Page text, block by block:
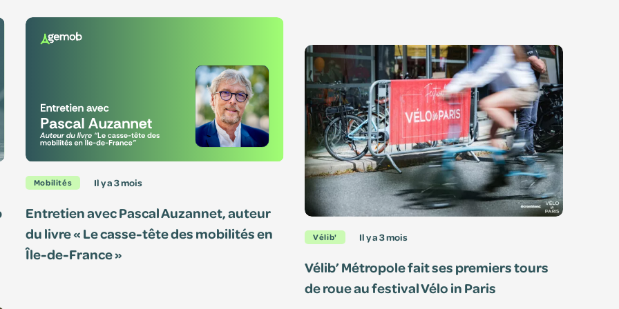
Mobilités il y a 3 mois
Entretien avec Pascal Auzannet, auteur
du livre « Le casse-tête des mobilités en
Île-de-France »
Vélib' il y a 3 mois
Vélib’ Métropole fait ses premiers tours
de roue au festival Vélo in Paris